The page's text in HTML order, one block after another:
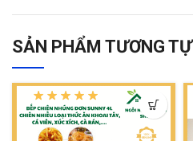
SẢN PHẨM TƯƠNG TỰ